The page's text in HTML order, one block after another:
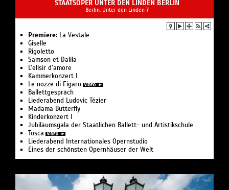
STAATSOPER UNTER DEN LINDEN BERLIN
Berlin, Unter den Linden 7
Premiere: La Vestale
Giselle
Rigoletto
Samson et Dalila
L’elisir d’amore
Kam­mer­kon­zert I
Le nozze di Figaro
Ballettgespräch
Liederabend Ludovic Tézier
Madama Butterfly
Kinderkonzert I
Jubiläumsgala der Staatlichen Ballett- und Artistikschule
Tosca
Liederabend Internationales Opernstudio
Eines der schönsten Opernhäuser der Welt